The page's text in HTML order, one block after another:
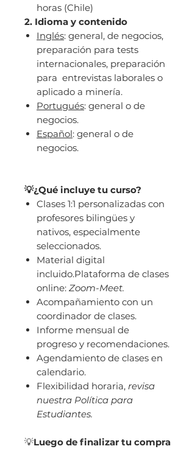
horas (Chile)
2. Idioma y contenido
Inglés: general, de negocios,
preparación para tests
internacionales, preparación
para entrevistas laborales o
aplicado a minería.
Portugués: general o de
negocios.
Español: general o de
negocios.
💡¿Qué incluye tu curso?
Clases 1:1 personalizadas con
profesores bilingües y
nativos, especialmente
seleccionados.
Material digital
incluido.Plataforma de clases
online: Zoom-Meet.
Acompañamiento con un
coordinador de clases.
Informe mensual de
progreso y recomendaciones.
Agendamiento de clases en
calendario.
Flexibilidad horaria, revisa
nuestra Política para
Estudiantes.
💡Luego de finalizar tu compra